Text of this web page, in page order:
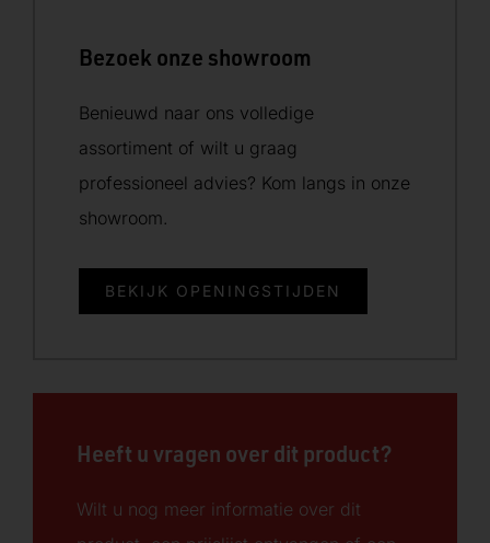
Bezoek onze showroom
Benieuwd naar ons volledige
assortiment of wilt u graag
professioneel advies? Kom langs in onze
showroom.
BEKIJK OPENINGSTIJDEN
Heeft u vragen over dit product?
Wilt u nog meer informatie over dit